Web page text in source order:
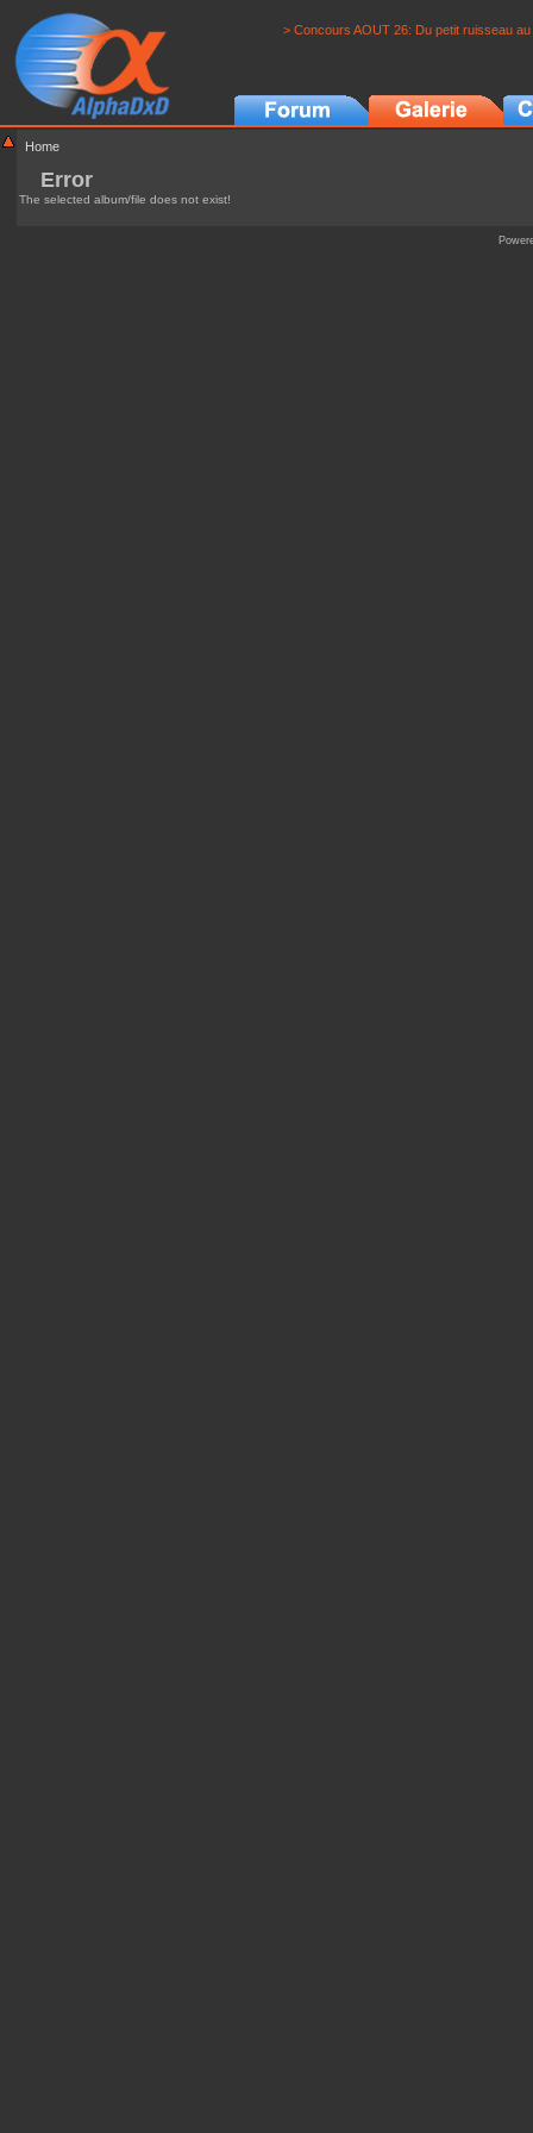
> Concours AOUT 26: Du petit ruisseau
Home
Error
The selected album/file does not exist!